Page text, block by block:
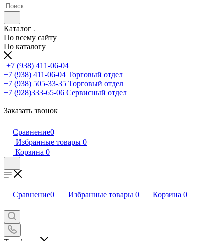
Каталог
По всему сайту
По каталогу
+7 (938) 411-06-04
+7 (938) 411-06-04 Торговый отдел
+7 (938) 505-33-35 Торговый отдел
+7 (928)333-65-06 Сервисный отдел
Заказать звонок
Сравнение0
Избранные товары 0
Корзина 0
Сравнение0 Избранные товары 0 Корзина 0